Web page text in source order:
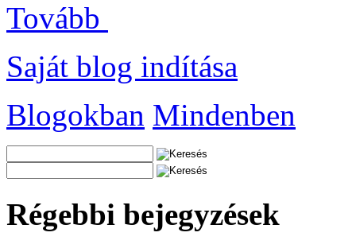
Tovább
Saját blog indítása
Blogokban Mindenben
Régebbi bejegyzések